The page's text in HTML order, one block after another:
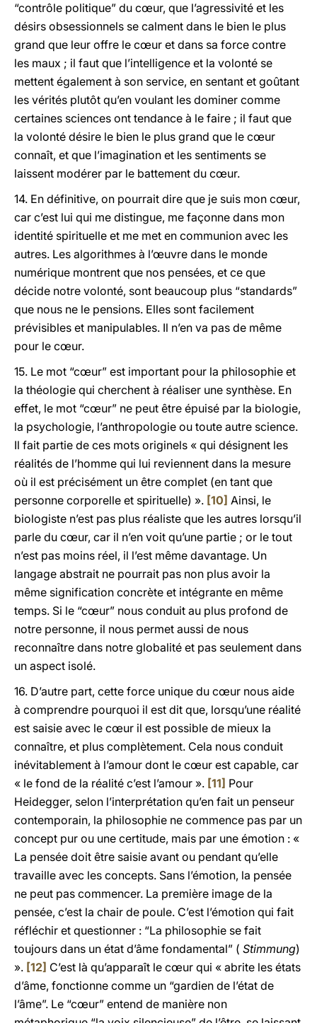
“contrôle politique” du cœur, que l’agressivité et les
désirs obsessionnels se calment dans le bien le plus
grand que leur offre le cœur et dans sa force contre
les maux ; il faut que l’intelligence et la volonté se
mettent également à son service, en sentant et goûtant
les vérités plutôt qu’en voulant les dominer comme
certaines sciences ont tendance à le faire ; il faut que
la volonté désire le bien le plus grand que le cœur
connaît, et que l’imagination et les sentiments se
laissent modérer par le battement du cœur.
14. En définitive, on pourrait dire que je suis mon cœur,
car c’est lui qui me distingue, me façonne dans mon
identité spirituelle et me met en communion avec les
autres. Les algorithmes à l’œuvre dans le monde
numérique montrent que nos pensées, et ce que
décide notre volonté, sont beaucoup plus “standards”
que nous ne le pensions. Elles sont facilement
prévisibles et manipulables. Il n’en va pas de même
pour le cœur.
15. Le mot “cœur” est important pour la philosophie et
la théologie qui cherchent à réaliser une synthèse. En
effet, le mot “cœur” ne peut être épuisé par la biologie,
la psychologie, l’anthropologie ou toute autre science.
Il fait partie de ces mots originels « qui désignent les
réalités de l’homme qui lui reviennent dans la mesure
où il est précisément un être complet (en tant que
personne corporelle et spirituelle) ». [10] Ainsi, le
biologiste n’est pas plus réaliste que les autres lorsqu’il
parle du cœur, car il n’en voit qu’une partie ; or le tout
n’est pas moins réel, il l’est même davantage. Un
langage abstrait ne pourrait pas non plus avoir la
même signification concrète et intégrante en même
temps. Si le “cœur” nous conduit au plus profond de
notre personne, il nous permet aussi de nous
reconnaître dans notre globalité et pas seulement dans
un aspect isolé.
16. D’autre part, cette force unique du cœur nous aide
à comprendre pourquoi il est dit que, lorsqu’une réalité
est saisie avec le cœur il est possible de mieux la
connaître, et plus complètement. Cela nous conduit
inévitablement à l’amour dont le cœur est capable, car
« le fond de la réalité c’est l’amour ». [11] Pour
Heidegger, selon l’interprétation qu’en fait un penseur
contemporain, la philosophie ne commence pas par un
concept pur ou une certitude, mais par une émotion : «
La pensée doit être saisie avant ou pendant qu’elle
travaille avec les concepts. Sans l’émotion, la pensée
ne peut pas commencer. La première image de la
pensée, c’est la chair de poule. C’est l’émotion qui fait
réfléchir et questionner : “La philosophie se fait
toujours dans un état d’âme fondamental” ( Stimmung)
». [12] C’est là qu’apparaît le cœur qui « abrite les états
d’âme, fonctionne comme un “gardien de l’état de
l’âme”. Le “cœur” entend de manière non